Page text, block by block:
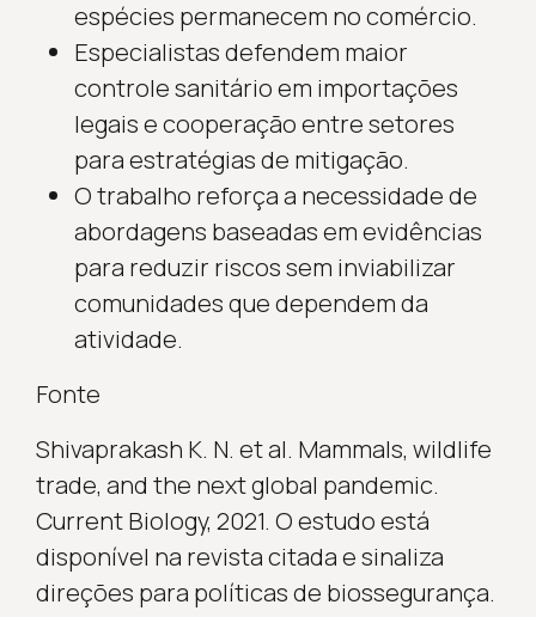
espécies permanecem no comércio.
Especialistas defendem maior
controle sanitário em importações
legais e cooperação entre setores
para estratégias de mitigação.
O trabalho reforça a necessidade de
abordagens baseadas em evidências
para reduzir riscos sem inviabilizar
comunidades que dependem da
atividade.
Fonte
Shivaprakash K. N. et al. Mammals, wildlife
trade, and the next global pandemic.
Current Biology, 2021. O estudo está
disponível na revista citada e sinaliza
direções para políticas de biossegurança.